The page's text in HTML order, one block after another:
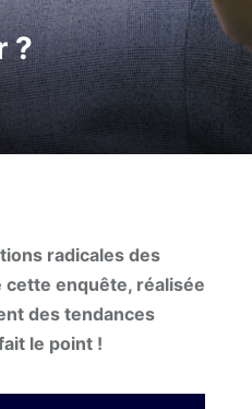
?
radicales des
enquête, réalisée
des tendances
le point !